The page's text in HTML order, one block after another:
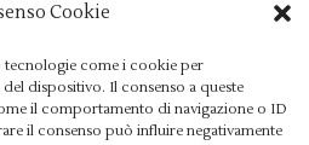
Cookie
tecnologie come i cookie per
dispositivo. Il consenso a queste
il comportamento di navigazione o ID
il consenso può influire negativamente